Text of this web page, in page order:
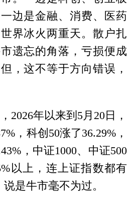
边是金融、消费、医药
界冰火两重天。散户扎
遗忘的角落，亏损便成
，这不等于方向错误，
2026年以来到5月20日，
，科创50涨了36.29%，
，中证1000、中证500
以上，连上证指数都有
是牛市毫不为过。